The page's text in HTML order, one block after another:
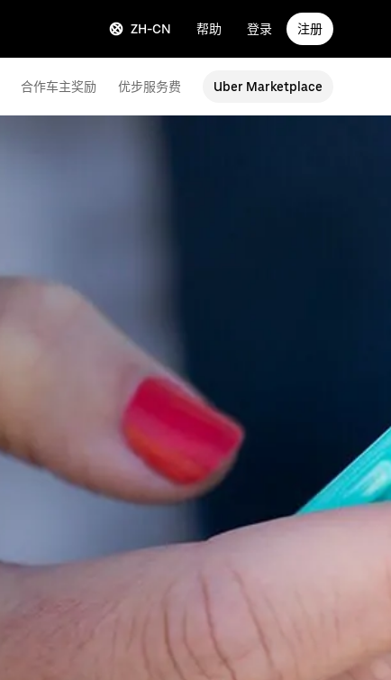
ZH-CN 帮助 登录 注册
合作车主奖励 优步服务费 Uber Marketplace